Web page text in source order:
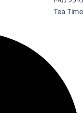
Tea Time